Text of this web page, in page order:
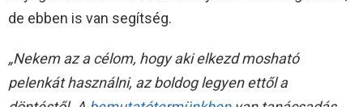
de ebben is van segítség.
„Nekem az a célom, hogy aki elkezd mosható
pelenkát használni, az boldog legyen ettől a